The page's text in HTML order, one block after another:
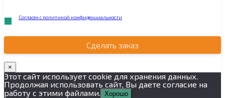
Согласен с политикой конфиденциальности
Сделать заказ
×
Этот сайт использует cookie для хранения данных.
Продолжая использовать сайт, Вы даете согласие на
работу с этими файлами. Хорошо